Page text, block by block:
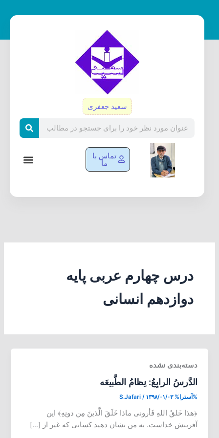
سعید جعفری
تماس با
ما
درس چهارم عربی پایه
دوازدهم انسانی
دسته‌بندی نشده
الدَّرسُ الرابِعُ: نِظامُ الطَّبیعَه
%آسترا% S.Jafari / ۱۳۹۸/۰۱/۰۳
﴿هذا خَلقُ اللهِ فَأرونی ماذا خَلَقَ الَّذینَ مِن دونِهِ﴾ این
آفرینش خداست. به من نشان دهید کسانی که غیر از […]